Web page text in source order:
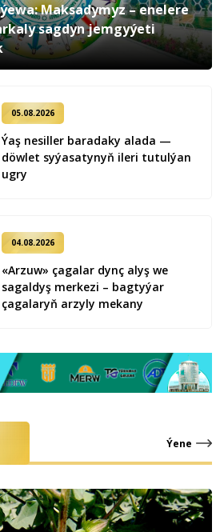
Maksadymyz – enelere
sagdyn jemgyýeti
05.08.2026
Ýaş ne­sil­ler ba­ra­da­ky ala­da —
döw­let sy­ýa­sa­ty­nyň ile­ri tu­tul­ýan
ug­ry
04.08.2026
«Arzuw» çagalar dynç alyş we
sagaldyş merkezi – bagtyýar
çagalaryň arzyly mekany
Ýene